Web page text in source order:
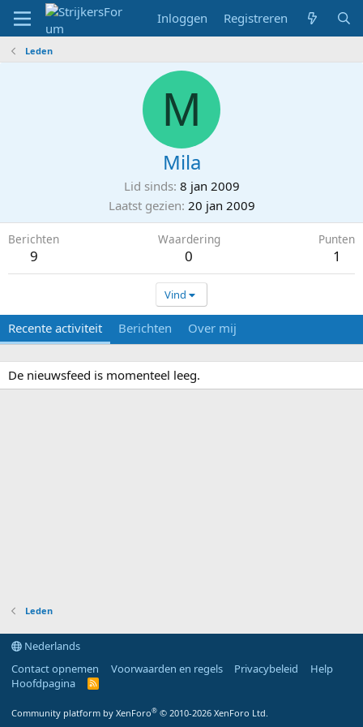
Inloggen Registreren
Leden
M
Mila
Lid sinds 8 jan 2009
Laatst gezien 20 jan 2009
Berichten
9
Waardering
0
Punten
1
Vind
Recente activiteit Berichten Over mij
De nieuwsfeed is momenteel leeg.
Leden
Nederlands
Contact opnemen
Voorwaarden en regels Privacybeleid
Help
Hoofdpagina
R
Community platform by XenForo® © 2010-2026 XenForo Ltd.